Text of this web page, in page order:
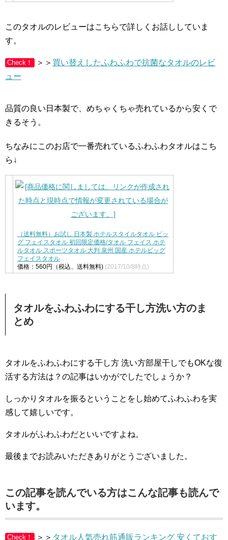
このタオルのレビューはこちらで詳しくお話ししていま
す。
Check！ ＞＞ 買い替えしたふわふわで抗菌なタオルのレビ
ュー
品質の良い日本製で、めちゃくちゃ売れているから安くで
きるそう。
ちなみにこのお店で一番売れているふわふわタオルはこち
ら↓
（送料無料）お試し 日本製 ホテルスタイルタオル ビッ
グ フェイスタオル 初回限定価格/タオル フェイス ホテ
ルタオル スポーツタオル 大判 泉州 国産 ホテルビッグ
フェイスタオル
価格：560円（税込、送料無料) (2017/10/8時点)
タオルをふわふわにする干し方洗い方のま
とめ
タオルをふわふわにする干し方 洗い方部屋干しでもOKな復
活する方法は？の記事はいかがでしたでしょうか？
しっかりタオルを振るということをし始めてふわふわを実
感して嬉しいです。
タオルがふわふわだといいですよね。
最後までお読みいただきありがとうございました。
この記事を読んでいる方はこんな記事も読んで
います。
Check！ ＞＞ タオル人気売れ筋通販ランキング 安くておす